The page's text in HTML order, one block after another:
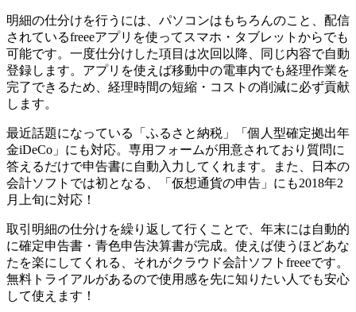
明細の仕分けを行うには、パソコンはもちろんのこと、配信
されているfreeeアプリを使ってスマホ・タブレットからでも
可能です。一度仕分けした項目は次回以降、同じ内容で自動
登録します。アプリを使えば移動中の電車内でも経理作業を
完了できるため、経理時間の短縮・コストの削減に必ず貢献
します。
最近話題になっている
「ふるさと納税」「個人型確定拠出年
金iDeCo」にも対応。専用フォームが用意されており質問に
答えるだけで申告書に自動入力してくれます。
また、日本の
会計ソフトでは初となる、
「仮想通貨の申告」にも2018年2
月上旬に対応！
取引明細の仕分けを繰り返して行くことで、 年末には自動的
に確定申告書・青色申告決算書が完成。使えば使うほどあな
たを楽にしてくれる、それがクラウド会計ソフトfreeeです。
無料トライアルがあるので使用感を先に知りたい人でも安心
して使えます！